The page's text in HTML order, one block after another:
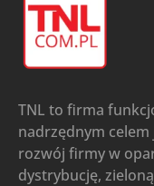
TNL to firma
nadrzędnym celem
rozwój firmy w
dystrybucję,